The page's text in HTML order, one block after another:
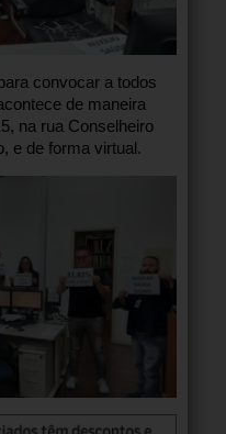
convocar a todos
de maneira
na rua Conselheiro
e de forma virtual.